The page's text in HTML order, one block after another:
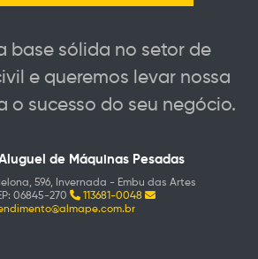
base sólida no setor de
e queremos levar nossa
o sucesso do seu negócio.
de Máquinas Pesadas
596, Invernada - Embu das Artes
06845-270
113681-0048